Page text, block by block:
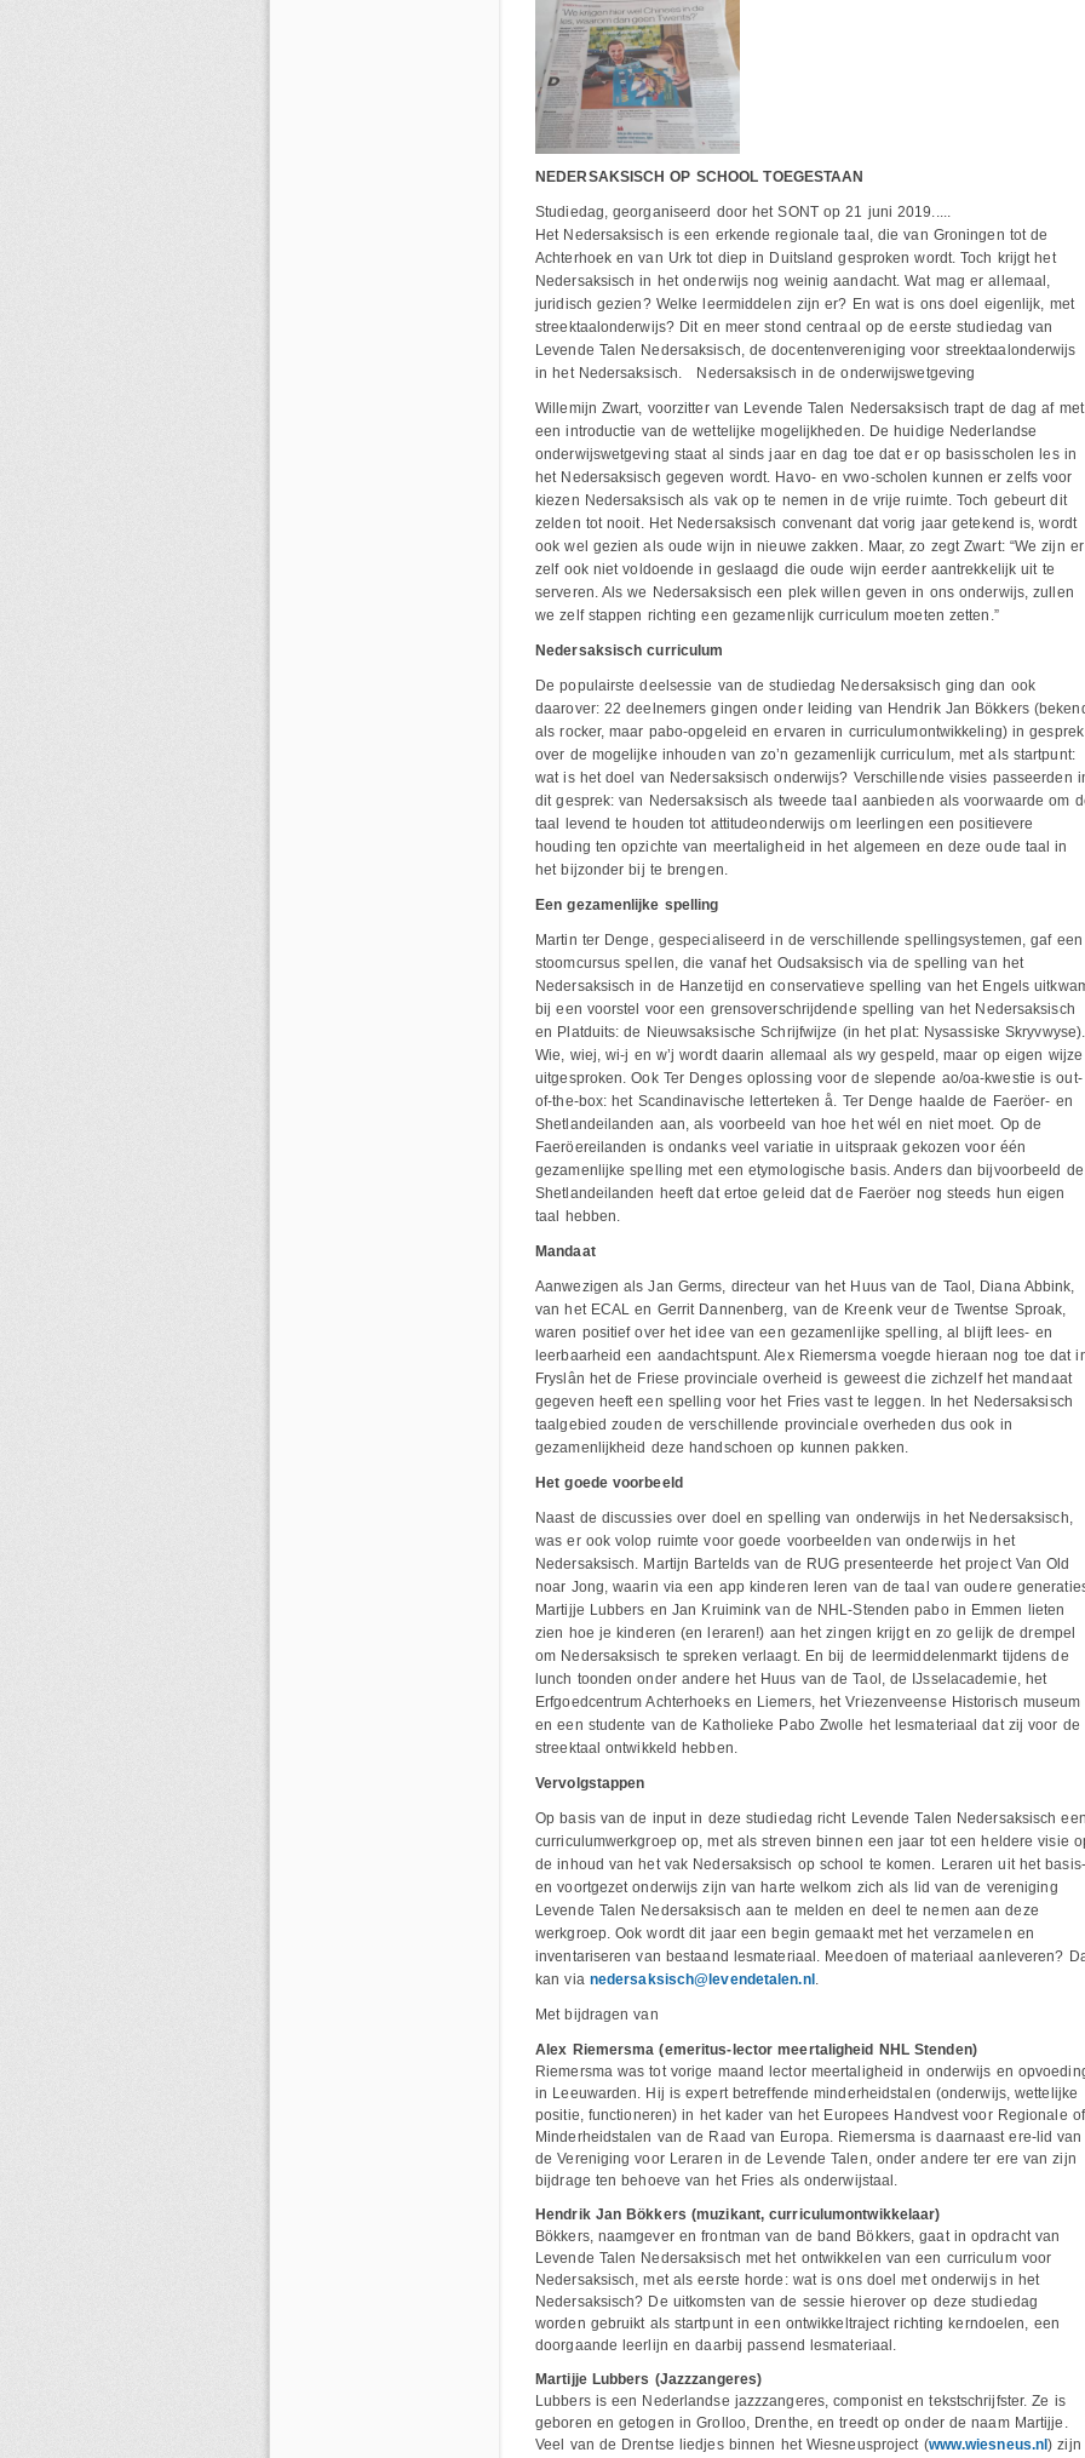
NEDERSAKSISCH OP SCHOOL TOEGESTAAN
Studiedag, georganiseerd door het SONT op 21 juni 2019.....
Het Nedersaksisch is een erkende regionale taal, die van Groningen tot de
Achterhoek en van Urk tot diep in Duitsland gesproken wordt. Toch krijgt het
Nedersaksisch in het onderwijs nog weinig aandacht. Wat mag er allemaal,
juridisch gezien? Welke leermiddelen zijn er? En wat is ons doel eigenlijk, met
streektaalonderwijs? Dit en meer stond centraal op de eerste studiedag van
Levende Talen Nedersaksisch, de docentenvereniging voor streektaalonderwijs
in het Nedersaksisch.
Nedersaksisch in de onderwijswetgeving
Willemijn Zwart, voorzitter van Levende Talen Nedersaksisch trapt de dag af met
een introductie van de wettelijke mogelijkheden. De huidige Nederlandse
onderwijswetgeving staat al sinds jaar en dag toe dat er op basisscholen les in
het Nedersaksisch gegeven wordt. Havo- en vwo-scholen kunnen er zelfs voor
kiezen Nedersaksisch als vak op te nemen in de vrije ruimte. Toch gebeurt dit
zelden tot nooit. Het Nedersaksisch convenant dat vorig jaar getekend is, wordt
ook wel gezien als oude wijn in nieuwe zakken. Maar, zo zegt Zwart: “We zijn er
zelf ook niet voldoende in geslaagd die oude wijn eerder aantrekkelijk uit te
serveren. Als we Nedersaksisch een plek willen geven in ons onderwijs, zullen
we zelf stappen richting een gezamenlijk curriculum moeten zetten.”
Nedersaksisch curriculum
De populairste deelsessie van de studiedag Nedersaksisch ging dan ook
daarover: 22 deelnemers gingen onder leiding van Hendrik Jan Bökkers
als rocker, maar pabo-opgeleid en ervaren in curriculumontwikkeling) in gesprek
over de mogelijke inhouden van zo’n gezamenlijk curriculum, met als startpunt:
wat is het doel van Nedersaksisch onderwijs? Verschillende visies passeerden
dit gesprek: van Nedersaksisch als tweede taal aanbieden als voorwaarde om
taal levend te houden tot attitudeonderwijs om leerlingen een positievere
houding ten opzichte van meertaligheid in het algemeen en deze oude taal in
het bijzonder bij te brengen.
Een gezamenlijke spelling
Martin ter Denge, gespecialiseerd in de verschillende spellingsystemen, gaf een
stoomcursus spellen, die vanaf het Oudsaksisch via de spelling van het
Nedersaksisch in de Hanzetijd en conservatieve spelling van het Engels
bij een voorstel voor een grensoverschrijdende spelling van het Nedersaksisch
en Platduits: de Nieuwsaksische Schrijfwijze (in het plat: Nysassiske Skryvwyse).
Wie, wiej, wi-j en w’j wordt daarin allemaal als wy gespeld, maar op eigen wijze
uitgesproken. Ook Ter Denges oplossing voor de slepende ao/oa-kwestie is out-
of-the-box: het Scandinavische letterteken å. Ter Denge haalde de Faeröer- en
Shetlandeilanden aan, als voorbeeld van hoe het wél en niet moet. Op de
Faeröereilanden is ondanks veel variatie in uitspraak gekozen voor één
gezamenlijke spelling met een etymologische basis. Anders dan bijvoorbeeld de
Shetlandeilanden heeft dat ertoe geleid dat de Faeröer nog steeds hun eigen
taal hebben.
Mandaat
Aanwezigen als Jan Germs, directeur van het Huus van de Taol, Diana Abbink,
van het ECAL en Gerrit Dannenberg, van de Kreenk veur de Twentse Sproak,
waren positief over het idee van een gezamenlijke spelling, al blijft lees- en
leerbaarheid een aandachtspunt. Alex Riemersma voegde hieraan nog toe dat
Fryslân het de Friese provinciale overheid is geweest die zichzelf het mandaat
gegeven heeft een spelling voor het Fries vast te leggen. In het Nedersaksisch
taalgebied zouden de verschillende provinciale overheden dus ook in
gezamenlijkheid deze handschoen op kunnen pakken.
Het goede voorbeeld
Naast de discussies over doel en spelling van onderwijs in het Nedersaksisch,
was er ook volop ruimte voor goede voorbeelden van onderwijs in het
Nedersaksisch. Martijn Bartelds van de RUG presenteerde het project Van Old
noar Jong, waarin via een app kinderen leren van de taal van oudere
Martijje Lubbers en Jan Kruimink van de NHL-Stenden pabo in Emmen lieten
zien hoe je kinderen (en leraren!) aan het zingen krijgt en zo gelijk de drempel
om Nedersaksisch te spreken verlaagt. En bij de leermiddelenmarkt tijdens de
lunch toonden onder andere het Huus van de Taol, de IJsselacademie, het
Erfgoedcentrum Achterhoeks en Liemers, het Vriezenveense Historisch museum
en een studente van de Katholieke Pabo Zwolle het lesmateriaal dat zij voor de
streektaal ontwikkeld hebben.
Vervolgstappen
Op basis van de input in deze studiedag richt Levende Talen Nedersaksisch
curriculumwerkgroep op, met als streven binnen een jaar tot een heldere visie
de inhoud van het vak Nedersaksisch op school te komen. Leraren uit het basis-
en voortgezet onderwijs zijn van harte welkom zich als lid van de vereniging
Levende Talen Nedersaksisch aan te melden en deel te nemen aan deze
werkgroep. Ook wordt dit jaar een begin gemaakt met het verzamelen en
inventariseren van bestaand lesmateriaal. Meedoen of materiaal aanleveren?
kan via nedersaksisch@levendetalen.nl .
Met bijdragen van
Alex Riemersma (emeritus-lector meertaligheid NHL Stenden)
Riemersma was tot vorige maand lector meertaligheid in onderwijs en
in Leeuwarden. Hij is expert betreffende minderheidstalen (onderwijs, wettelijke
positie, functioneren) in het kader van het Europees Handvest voor Regionale of
Minderheidstalen van de Raad van Europa. Riemersma is daarnaast ere-lid van
de Vereniging voor Leraren in de Levende Talen, onder andere ter ere van zijn
bijdrage ten behoeve van het Fries als onderwijstaal.
Hendrik Jan Bökkers (muzikant, curriculumontwikkelaar)
Bökkers, naamgever en frontman van de band Bökkers, gaat in opdracht van
Levende Talen Nedersaksisch met het ontwikkelen van een curriculum voor
Nedersaksisch, met als eerste horde: wat is ons doel met onderwijs in het
Nedersaksisch? De uitkomsten van de sessie hierover op deze studiedag
worden gebruikt als startpunt in een ontwikkeltraject richting kerndoelen, een
doorgaande leerlijn en daarbij passend lesmateriaal.
Martijje Lubbers (Jazzzangeres)
Lubbers is een Nederlandse jazzzangeres, componist en tekstschrijfster. Ze is
geboren en getogen in Grolloo, Drenthe, en treedt op onder de naam Martijje.
Veel van de Drentse liedjes binnen het Wiesneusproject (www.wiesneus.nl) zijn